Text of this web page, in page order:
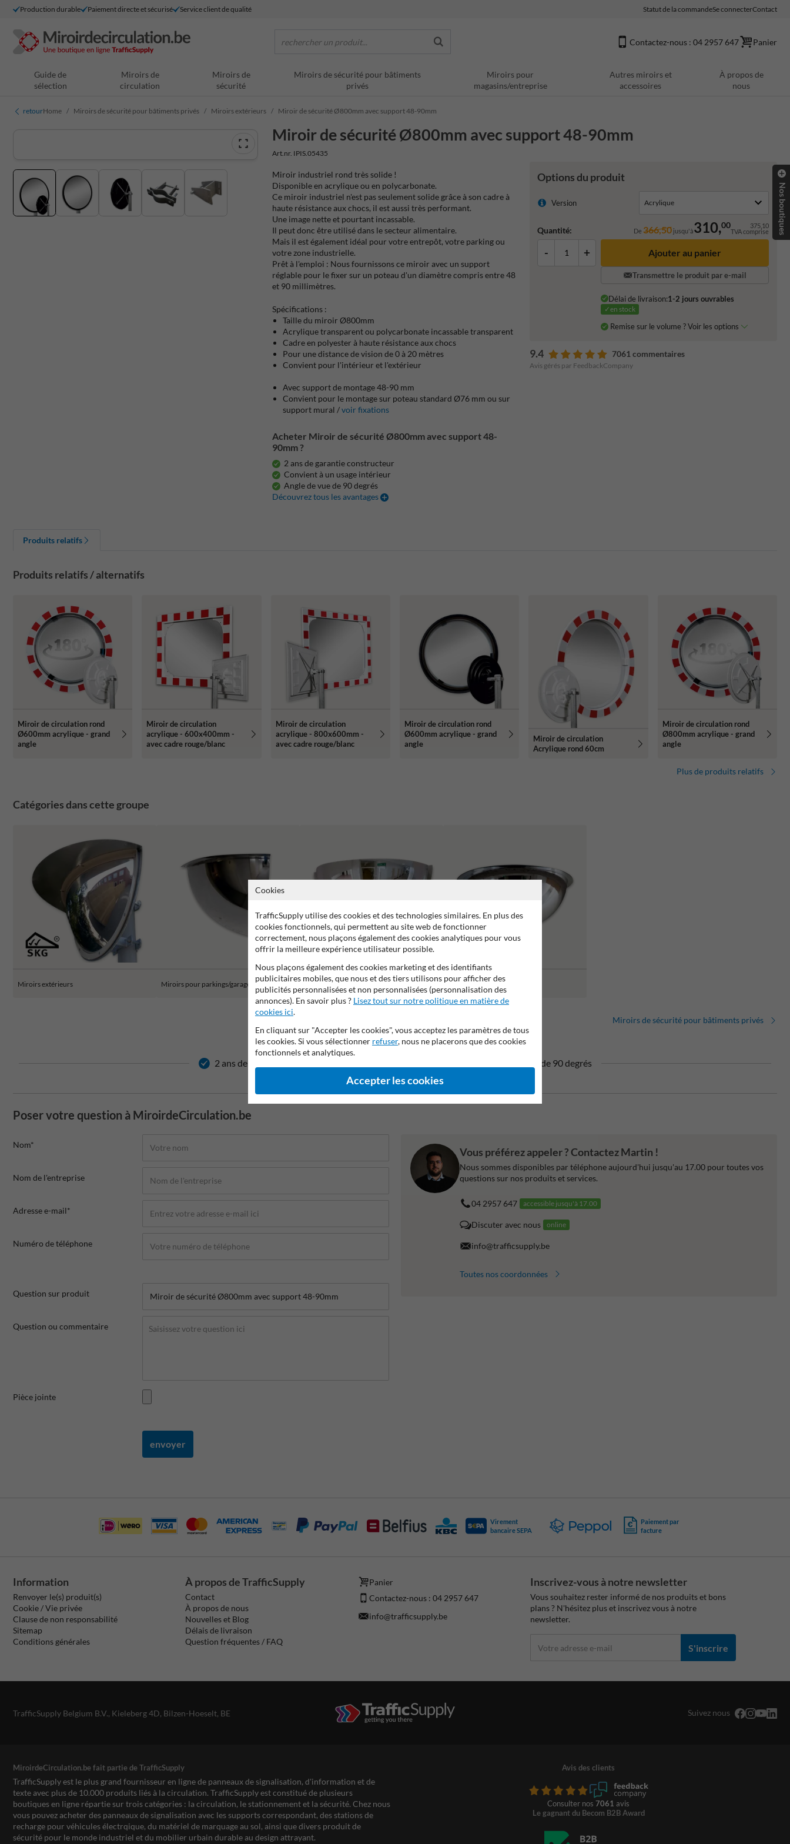
Production durable Paiement directe et sécurisé Service client de qualité Statut de la commandeSe connecterContact
rechercher un produit... Contactez-nous : 04 2957 647 Panier
Guide de
sélection
Miroirs de
circulation
Miroirs de
sécurité
Miroirs de sécurité pour bâtiments
privés
Miroirs pour
magasins/entreprise
Autres miroirs et
accessoires
À propos de
nous
retourHome Miroirs de sécurité pour bâtiments privés Miroirs extérieurs Miroir de sécurité Ø800mm avec support 48-90mm
Miroir de sécurité Ø800mm avec support 48-90mm
Art.nr. IPIS.05435
Options du produit
Version
Quantité: De366,50 jusqu'à310,00 375,10
TVA comprise
- + Ajouter au panier
Transmettre le produit par e-mail
Délai de livraison:1-2 jours ouvrables
✓en stock
Remise sur le volume ? Voir les options
9.4 7061 commentaires
Avis gérés par FeedbackCompany
Miroir industriel rond très solide !
Disponible en acrylique ou en polycarbonate.
Ce miroir industriel n'est pas seulement solide grâce à son cadre à
haute résistance aux chocs, il est aussi très performant.
Une image nette et pourtant incassable.
Il peut donc être utilisé dans le secteur alimentaire.
Mais il est également idéal pour votre entrepôt, votre parking ou
votre zone industrielle.
Prêt à l'emploi : Nous fournissons ce miroir avec un support
réglable pour le fixer sur un poteau d'un diamètre compris entre 48
et 90 millimètres.
Spécifications :
Taille du miroir Ø800mm
Acrylique transparent ou polycarbonate incassable transparent
Cadre en polyester à haute résistance aux chocs
Pour une distance de vision de 0 à 20 mètres
Convient pour l'intérieur et l'extérieur
Avec support de montage 48-90 mm
Convient pour le montage sur poteau standard Ø76 mm ou sur
support mural /voir fixations
Acheter Miroir de sécurité Ø800mm avec support 48-
90mm ?
2 ans de garantie constructeur
Convient à un usage intérieur
Angle de vue de 90 degrés
Découvrez tous les avantages
Produits relatifs
Produits relatifs / alternatifs
Miroir de circulation rond
Ø600mm acrylique - grand
angle
Miroir de circulation
acrylique - 600x400mm -
avec cadre rouge/blanc
Miroir de circulation
acrylique - 800x600mm -
avec cadre rouge/blanc
Miroir de circulation rond
Ø600mm acrylique - grand
angle
Miroir de circulation
Acrylique rond 60cm
Miroir de circulation rond
Ø800mm acrylique - grand
angle
Plus de produits relatifs
Catégories dans cette groupe
Miroirs extérieurs Miroirs pour parkings/garages Miroirs intérieurs Miroirs homologué SKG
Miroirs de sécurité pour bâtiments privés
2 ans de garantie constructeur Angle de vue de 90 degrés
Poser votre question à MiroirdeCirculation.be
Nom*
Nom de l'entreprise
Adresse e-mail*
Numéro de téléphone
Question sur produit
Question ou commentaire
Pièce jointe
envoyer
Vous préférez appeler ? Contactez Martin !
Nous sommes disponibles par téléphone aujourd'hui jusqu'au 17.00 pour toutes vos
questions sur nos produits et services.
04 2957 647 accessible jusqu'à 17.00
Discuter avec nous online
info@trafficsupply.be
Toutes nos coordonnées
Virement
bancaire SEPA
Paiement par
facture
Information
Renvoyer le(s) produit(s)
Cookie / Vie privée
Clause de non responsabilité
Sitemap
Conditions générales
À propos de TrafficSupply
Contact
À propos de nous
Nouvelles et Blog
Délais de livraison
Question fréquentes / FAQ
Panier
Contactez-nous : 04 2957 647
info@trafficsupply.be
Inscrivez-vous à notre newsletter
Vous souhaitez rester informé de nos produits et bons
plans ? N'hésitez plus et inscrivez vous à notre
newsletter.
S'inscrire
TrafficSupply Belgium B.V., Kieleberg 4D, Bilzen-Hoeselt, BE Suivez nous
MiroirdeCirculation.be fait partie de TrafficSupply
TrafficSupply est le plus grand fournisseur en ligne de panneaux de signalisation, d'information et de
texte avec plus de 10.000 produits liés à la circulation. TrafficSupply est constitué de plusieurs
boutiques en ligne répartie sur trois catégories : la circulation, le stationnement et la sécurité. Chez nous
vous pouvez acheter des panneaux de signalisation avec les supports correspondant, des stations de
recharge pour véhicules électrqique, du matériel de marquage au sol, ainsi que divers produit de
sécurité pour le monde industriel et du mobilier urbain durable au design attrayant.
Avis des clients
Consulter nos 7061 avis
Le gagnant du Becom B2B Award
Nos boutiques
Cookies
TrafficSupply utilise des cookies et des technologies similaires. En plus des
cookies fonctionnels, qui permettent au site web de fonctionner
correctement, nous plaçons également des cookies analytiques pour vous
offrir la meilleure expérience utilisateur possible.
Nous plaçons également des cookies marketing et des identifiants
publicitaires mobiles, que nous et des tiers utilisons pour afficher des
publicités personnalisées et non personnalisées (personnalisation des
annonces). En savoir plus ? Lisez tout sur notre politique en matière de
cookies ici.
En cliquant sur "Accepter les cookies", vous acceptez les paramètres de tous
les cookies. Si vous sélectionner refuser, nous ne placerons que des cookies
fonctionnels et analytiques.
Accepter les cookies